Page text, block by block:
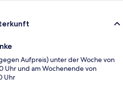
Aufpreis) unter der Woche von
Uhr und am Wochenende von
Uhr